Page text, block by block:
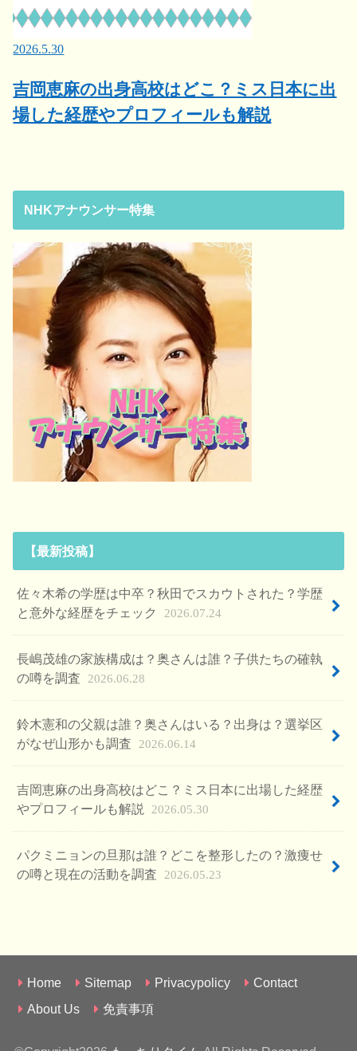
2026.5.30
吉岡恵麻の出身高校はどこ？ミス日本に出
場した経歴やプロフィールも解説
NHKアナウンサー特集
【最新投稿】
佐々木希の学歴は中卒？秋田でスカウトされた？学歴
と意外な経歴をチェック
2026.07.24
長嶋茂雄の家族構成は？奥さんは誰？子供たちの確執
の噂を調査
2026.06.28
鈴木憲和の父親は誰？奥さんはいる？出身は？選挙区
がなぜ山形かも調査
2026.06.14
吉岡恵麻の出身高校はどこ？ミス日本に出場した経歴
やプロフィールも解説
2026.05.30
パクミニョンの旦那は誰？どこを整形したの？激痩せ
の噂と現在の活動を調査
2026.05.23
Home Sitemap Privacypolicy
Contact
About Us
免責事項